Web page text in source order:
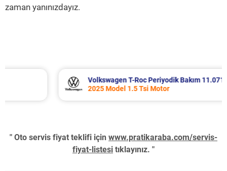
zaman yanınızdayız.
Volkswagen T-Roc Periyodik Bakım 11.071 TL
2025 Model 1.5 Tsi Motor
" Oto servis fiyat teklifi için www.pratikaraba.com/servis-
fiyat-listesi tıklayınız. "